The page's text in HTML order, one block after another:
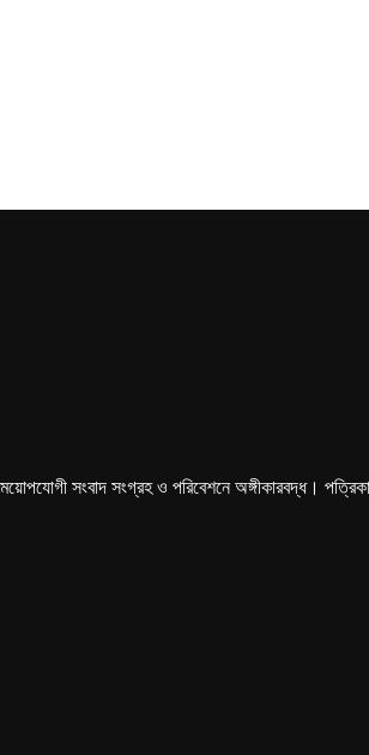
সংবাদ সংগ্রহ ও পরিবেশনে অঙ্গীকারবদ্ধ।